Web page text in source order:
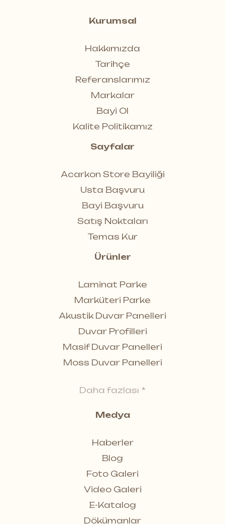
Kurumsal
Hakkımızda
Tarihçe
Referanslarımız
Markalar
Bayi Ol
Kalite Politikamız
Sayfalar
Acarkon Store Bayiliği
Usta Başvuru
Bayi Başvuru
Satış Noktaları
Temas Kur
Ürünler
Laminat Parke
Marküteri Parke
Akustik Duvar Panelleri
Duvar Profilleri
Masif Duvar Panelleri
Moss Duvar Panelleri
Daha fazlası *
Medya
Haberler
Blog
Foto Galeri
Video Galeri
E-Katalog
Dökümanlar